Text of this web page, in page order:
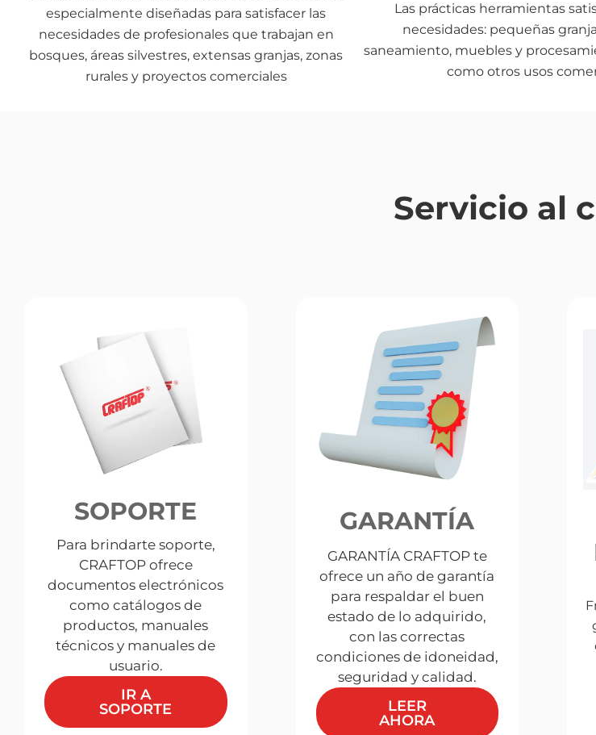
especialmente diseñadas para satisfacer las
necesidades de profesionales que trabajan en
bosques, áreas silvestres, extensas granjas, zonas
rurales y proyectos comerciales
Las prácticas herramientas
necesidades: pequeñas
saneamiento, muebles y
como otros usos
Servicio al
SOPORTE
Para brindarte soporte,
CRAFTOP ofrece
documentos electrónicos
como catálogos de
productos, manuales
técnicos y manuales de
usuario.
IR A
SOPORTE
GARANTÍA
GARANTÍA CRAFTOP te
ofrece un año de garantía
para respaldar el buen
estado de lo adquirido,
con las correctas
condiciones de idoneidad,
seguridad y calidad.
LEER
AHORA